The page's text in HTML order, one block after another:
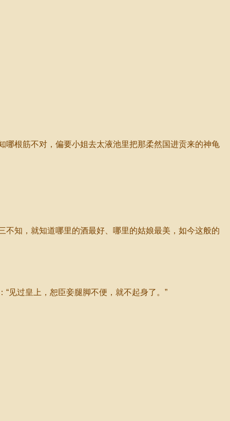
根筋不对，偏要小姐去太液池里把那柔然国进贡来的神龟
知，就知道哪里的酒最好、哪里的姑娘最美，如今这般的
过皇上，恕臣妾腿脚不便，就不起身了。”